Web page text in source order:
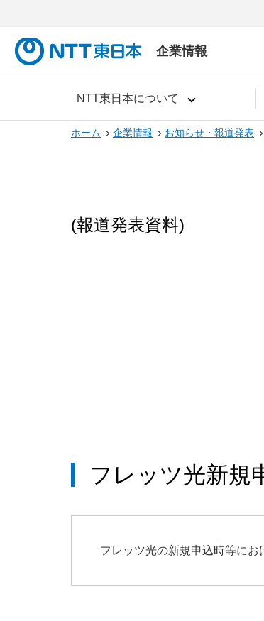
企業情報
NTT東日本について
ホーム 企業情報 お知らせ・報道発表
(報道発表資料)
フレッツ光新規
フレッツ光の新規申込時等にお